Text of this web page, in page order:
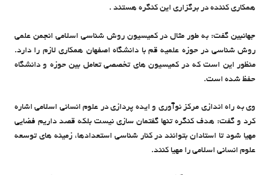
همکاری کننده در برگزاری این کنگره هستند .
جهانبین گفت: به طور مثال در کمیسیون روش شناسی اسلامی انجمن علمی
روش شناسی در حوزه علمیه قم با دانشگاه اصفهان همکاری لازم را دارد.
منظور این است که در کمیسیون های تخصصی تعامل بین حوزه و دانشگاه
حفظ شده است.
وی به راه اندازی مرکز نوآوری و ایده پردازی در علوم انسانی اسلامی اشاره
کرد و گفت: هدف کنگره تنها گفتمان سازی نیست بلکه قصد داریم فضایی
مهیا شود تا استادان بتوانند در کنار شناسی استعدادها، زمینه های توسعه
علوم انسانی اسلامی را مهیا کنند.